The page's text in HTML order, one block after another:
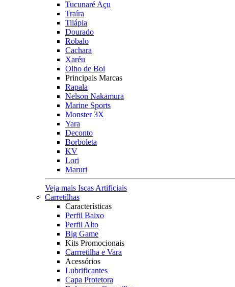
Tucunaré Açu
Traíra
Tilápia
Dourado
Robalo
Cachara
Xaréu
Olho de Boi
Principais Marcas
Rapala
Nelson Nakamura
Marine Sports
Monster 3X
Yara
Deconto
Borboleta
KV
Lori
Maruri
Veja mais Iscas Artificiais
Carretilhas
Características
Perfil Baixo
Perfil Alto
Big Game
Kits Promocionais
Carrretilha e Vara
Acessórios
Lubrificantes
Capa Protetora